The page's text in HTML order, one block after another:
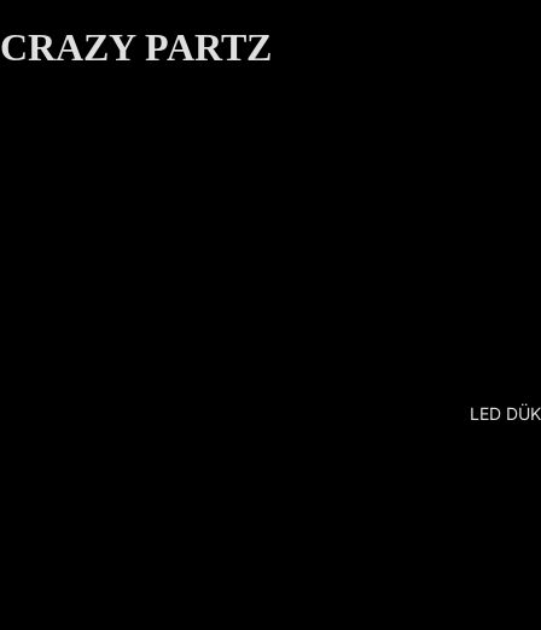
CRAZY PARTZ
LED